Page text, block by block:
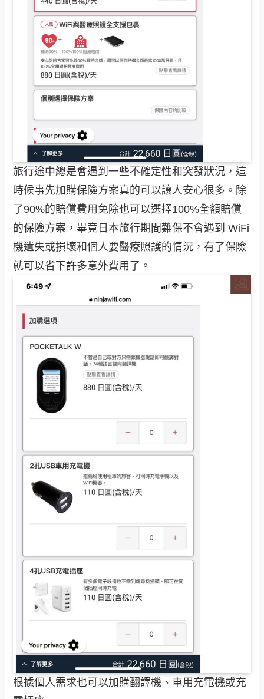
旅行途中總是會遇到一些不確定性和突發狀況，這
時候事先加購保險方案真的可以讓人安心很多。除
了90%的賠償費用免除也可以選擇100%全額賠償
的保險方案，畢竟日本旅行期間難保不會遇到 WiFi
機遺失或損壞和個人要醫療照護的情況，有了保險
就可以省下許多意外費用了。
根據個人需求也可以加購翻譯機、車用充電機或充